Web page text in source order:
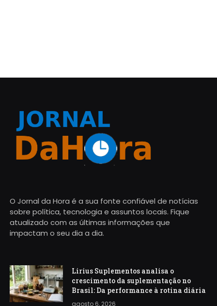
O Jornal da Hora é a sua fonte confiável de notícias
sobre política, tecnologia e assuntos locais. Fique
atualizado com as últimas informações que
impactam o seu dia a dia.
Lirius Suplementos analisa o
crescimento da suplementação no
Brasil: Da performance à rotina diária
agosto 6, 2026